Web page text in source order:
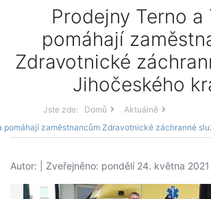
Prodejny Terno a
pomáhají
Zdravotnické
Jihočeského
Jste zde: Domů
Aktuálně
pomáhají zaměstnancům Zdravotnické záchranné
Autor: | Zveřejněno: pondělí 24. května 2021